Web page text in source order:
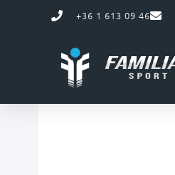
+36 1 613 09 46